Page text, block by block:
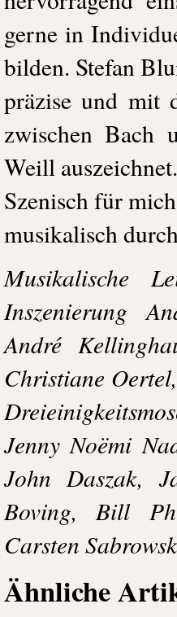
gerne in
bilden. Stefan
präzise und mit
zwischen Bach
Weill auszeichnet.
Szenisch für
musikalisch
Musikalische
Inszenierung
André
Christiane
Jenny Noëmi
John Daszak,
Boving, Bill
Carsten
Ähnliche